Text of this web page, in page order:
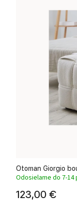
Otoman Giorgio
Odosielame do 7-14
123,00 €